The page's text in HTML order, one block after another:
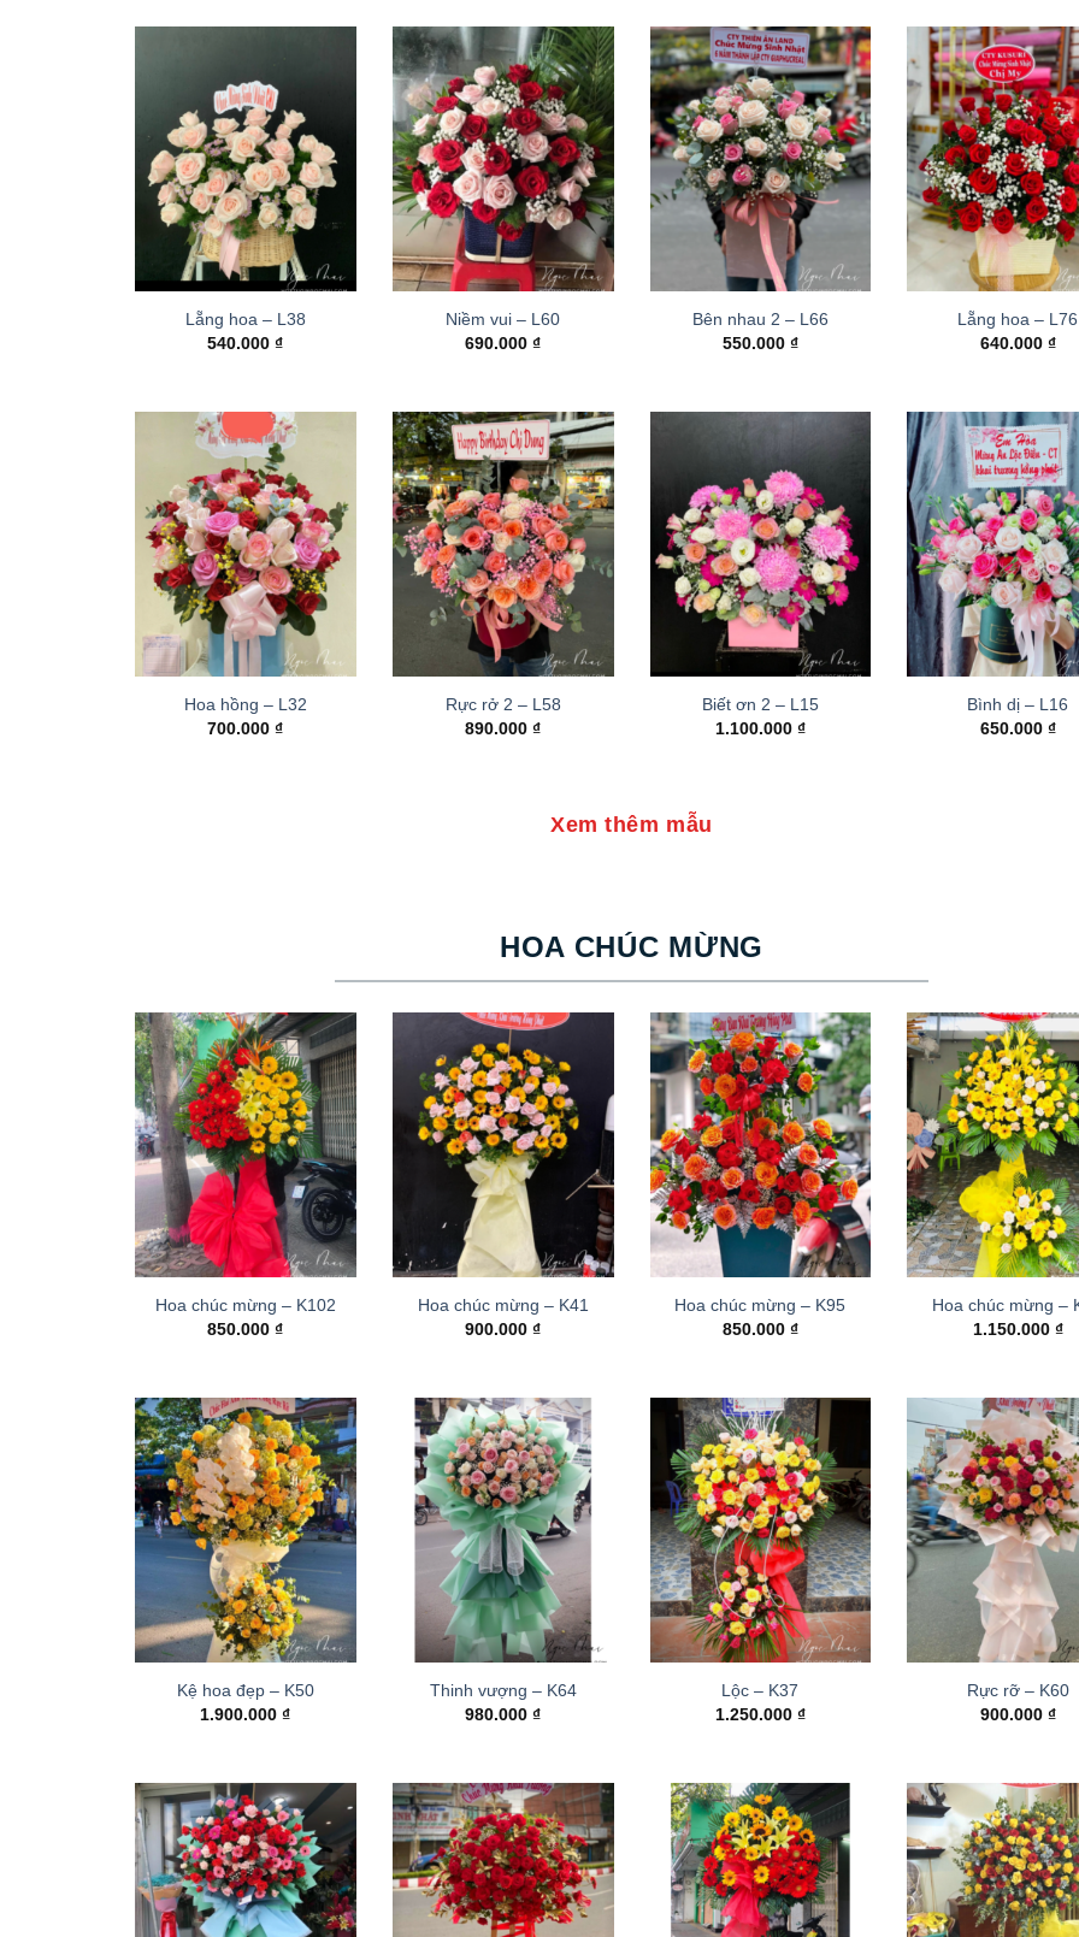
Lẵng hoa – L38
540.000₫
Niềm vui – L60
690.000₫
Bên nhau 2 – L66
550.000 ₫
Lẵng hoa – L76
640.000 ₫
Hoa hồng – L32
700.000₫
Rực rở 2 – L58
890.000₫
Biết ơn 2 – L15
1.100.000 ₫
Bình dị – L16
650.000 ₫
Xem thêm mẫu
HOA CHÚC MỪNG
Hoa chúc mừng – K102
850.000₫
Hoa chúc mừng – K41
900.000₫
Hoa chúc mừng – K95
850.000 ₫
Hoa chúc mừng –
1.150.000 ₫
Kệ hoa đẹp – K50
1.900.000₫
Thinh vượng – K64
980.000₫
Lộc – K37
1.250.000 ₫
Rực rỡ – K60
900.000 ₫